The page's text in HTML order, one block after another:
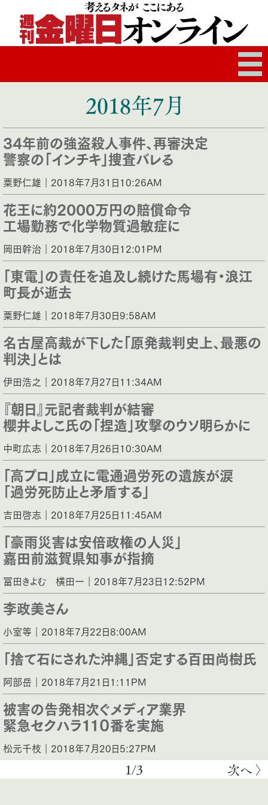
2018年7月
34年前の強盗殺人事件、再審決定
警察の「インチキ」捜査バレる
粟野仁雄｜2018年7月31日10:26AM
花王に約2000万円の賠償命令
工場勤務で化学物質過敏症に
岡田幹治｜2018年7月30日12:01PM
「東電」の責任を追及し続けた馬場有・浪江
町長が逝去
粟野仁雄｜2018年7月30日9:58AM
名古屋高裁が下した「原発裁判史上、最悪の
判決」とは
伊田浩之｜2018年7月27日11:34AM
『朝日』元記者裁判が結審
櫻井よしこ氏の「捏造」攻撃のウソ明らかに
中町広志｜2018年7月26日10:30AM
「高プロ」成立に電通過労死の遺族が涙
「過労死防止と矛盾する」
吉田啓志｜2018年7月25日11:45AM
「豪雨災害は安倍政権の人災」
嘉田前滋賀県知事が指摘
冨田きよむ 横田一｜2018年7月23日12:52PM
李政美さん
小室等｜2018年7月22日8:00AM
「捨て石にされた沖縄」否定する百田尚樹氏
阿部岳｜2018年7月21日1:11PM
被害の告発相次ぐメディア業界
緊急セクハラ１１０番を実施
松元千枝｜2018年7月20日5:27PM
1/3 次へ 〉